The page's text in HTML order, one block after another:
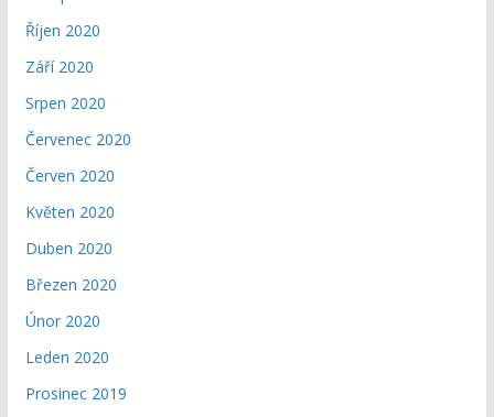
Říjen 2020
Září 2020
Srpen 2020
Červenec 2020
Červen 2020
Květen 2020
Duben 2020
Březen 2020
Únor 2020
Leden 2020
Prosinec 2019